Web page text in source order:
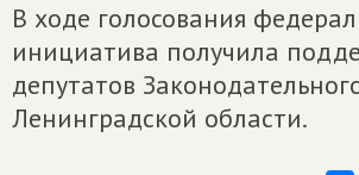
В ходе голосования
инициатива получила
депутатов
Ленинградской области.